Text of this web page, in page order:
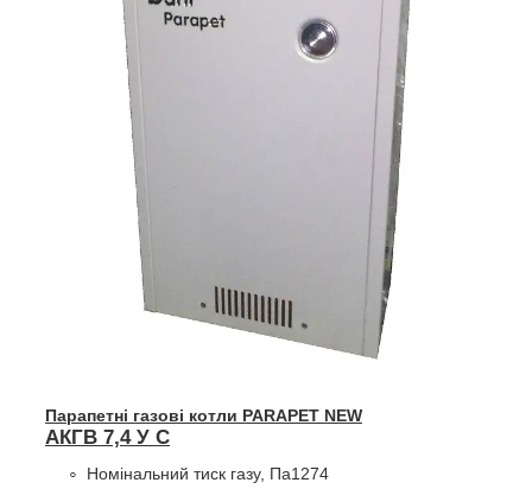
Парапетні газові котли PARAPET NEW
АКГВ 7,4 У С
Номінальний тиск газу, Па1274